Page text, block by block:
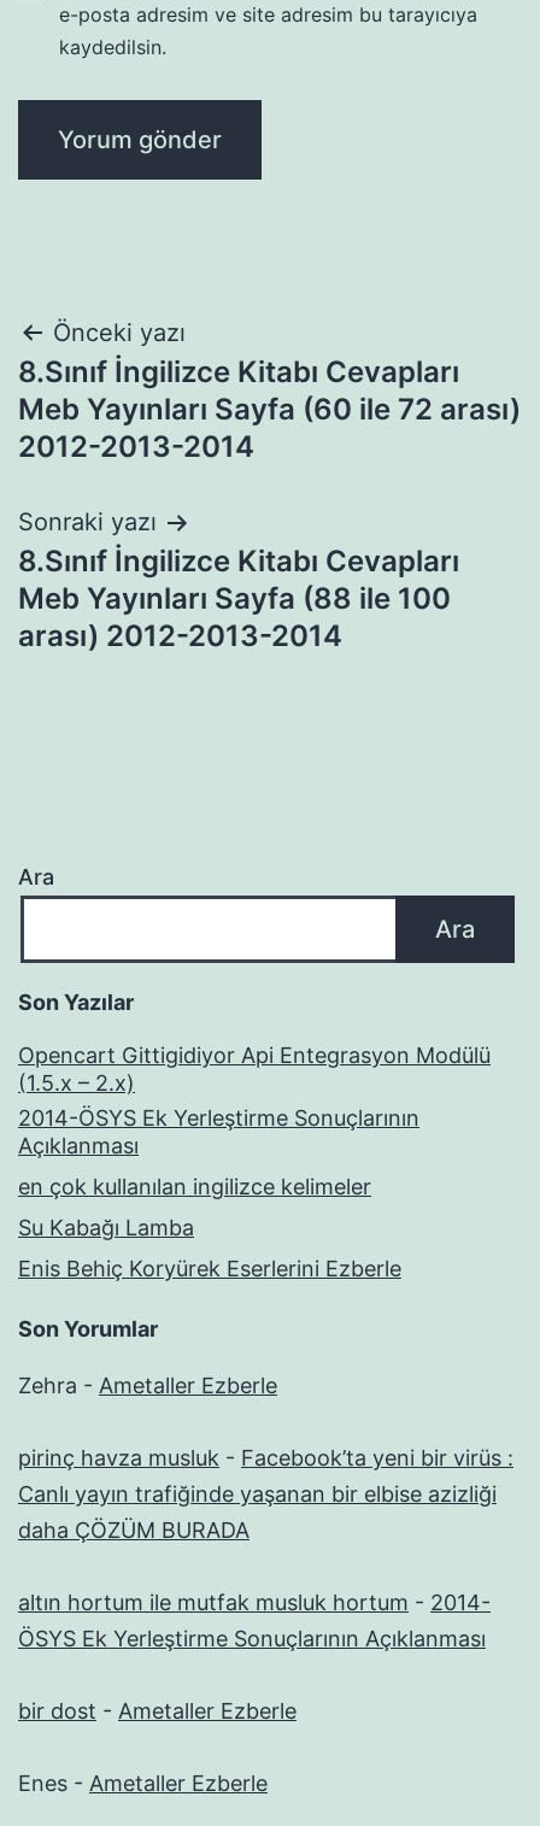
e-posta adresim ve site adresim bu tarayıcıya
kaydedilsin.
Yazı
gezinmesi
Önceki yazı
8.Sınıf İngilizce Kitabı Cevapları
Meb Yayınları Sayfa (60 ile 72 arası)
2012-2013-2014
Sonraki yazı
8.Sınıf İngilizce Kitabı Cevapları
Meb Yayınları Sayfa (88 ile 100
arası) 2012-2013-2014
Ara
Ara
Son Yazılar
Opencart Gittigidiyor Api Entegrasyon Modülü
(1.5.x – 2.x)
2014-ÖSYS Ek Yerleştirme Sonuçlarının
Açıklanması
en çok kullanılan ingilizce kelimeler
Su Kabağı Lamba
Enis Behiç Koryürek Eserlerini Ezberle
Son Yorumlar
Zehra - Ametaller Ezberle
pirinç havza musluk - Facebook’ta yeni bir virüs :
Canlı yayın trafiğinde yaşanan bir elbise azizliği
daha ÇÖZÜM BURADA
altın hortum ile mutfak musluk hortum - 2014-
ÖSYS Ek Yerleştirme Sonuçlarının Açıklanması
bir dost - Ametaller Ezberle
Enes - Ametaller Ezberle